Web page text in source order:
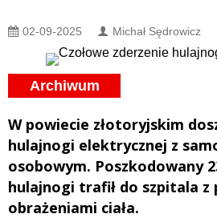
02-09-2025 Michał Sędrowicz
Archiwum
W powiecie złotoryjskim
hulajnogi elektrycznej z
osobowym. Poszkodowany
hulajnogi trafił do szpitala z
obrażeniami ciała.